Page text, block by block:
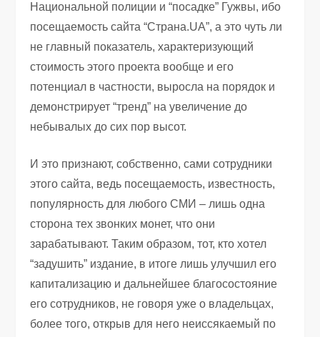
Национальной полиции и “посадке” Гужвы, ибо
посещаемость сайта “Страна.UA”, а это чуть ли
не главный показатель, характеризующий
стоимость этого проекта вообще и его
потенциал в частности, выросла на порядок и
демонстрирует “тренд” на увеличение до
небывалых до сих пор высот.
И это признают, собственно, сами сотрудники
этого сайта, ведь посещаемость, известность,
популярность для любого СМИ – лишь одна
сторона тех звонких монет, что они
зарабатывают. Таким образом, тот, кто хотел
“задушить” издание, в итоге лишь улучшил его
капитализацию и дальнейшее благосостояние
его сотрудников, не говоря уже о владельцах,
более того, открыв для него неиссякаемый по